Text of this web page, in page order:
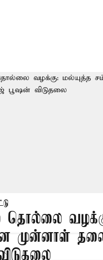
தொல்லை
முன்னாள்